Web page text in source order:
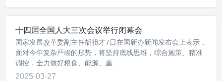
十四届全国人大三次会议举行闭幕会
国家发展改革委副主任胡祖才7日在国新办新闻发布会上表示，
面对今年复杂严峻的形势，将坚持底线思维，综合施策、精准
调控，全力做好粮食、能源、重...
2025-03-27